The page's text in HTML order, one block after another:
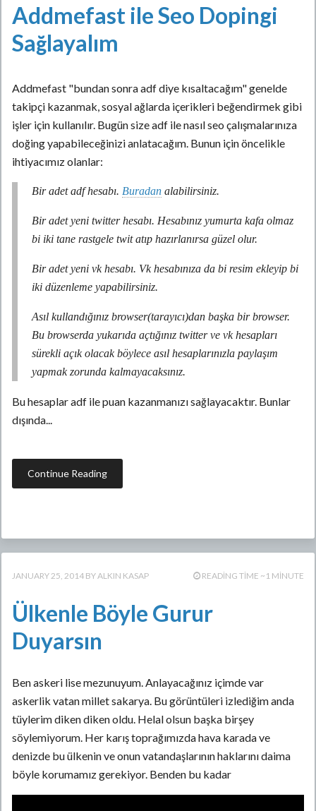
Addmefast ile Seo Dopingi
Sağlayalım
Addmefast "bundan sonra adf diye kısaltacağım" genelde
takipçi kazanmak, sosyal ağlarda içerikleri beğendirmek gibi
işler için kullanılır. Bugün size adf ile nasıl seo çalışmalarınıza
doğing yapabileceğinizi anlatacağım. Bunun için öncelikle
ihtiyacımız olanlar:
Bir adet adf hesabı. Buradan alabilirsiniz.
Bir adet yeni twitter hesabı. Hesabınız yumurta kafa olmaz
bi iki tane rastgele twit atıp hazırlanırsa güzel olur.
Bir adet yeni vk hesabı. Vk hesabınıza da bi resim ekleyip bi
iki düzenleme yapabilirsiniz.
Asıl kullandığınız browser(tarayıcı)dan başka bir browser.
Bu browserda yukarıda açtığınız twitter ve vk hesapları
sürekli açık olacak böylece asıl hesaplarınızla paylaşım
yapmak zorunda kalmayacaksınız.
Bu hesaplar adf ile puan kazanmanızı sağlayacaktır. Bunlar
dışında...
Continue Reading
JANUARY 25, 2014 ALKIN KASAP READING TIME ~1 MINUTE
Ülkenle Böyle Gurur
Duyarsın
Ben askeri lise mezunuyum. Anlayacağınız içimde var
askerlik vatan millet sakarya. Bu görüntüleri izlediğim anda
tüylerim diken diken oldu. Helal olsun başka birşey
söylemiyorum. Her karış toprağımızda hava karada ve
denizde bu ülkenin ve onun vatandaşlarının haklarını daima
böyle korumamız gerekiyor. Benden bu kadar